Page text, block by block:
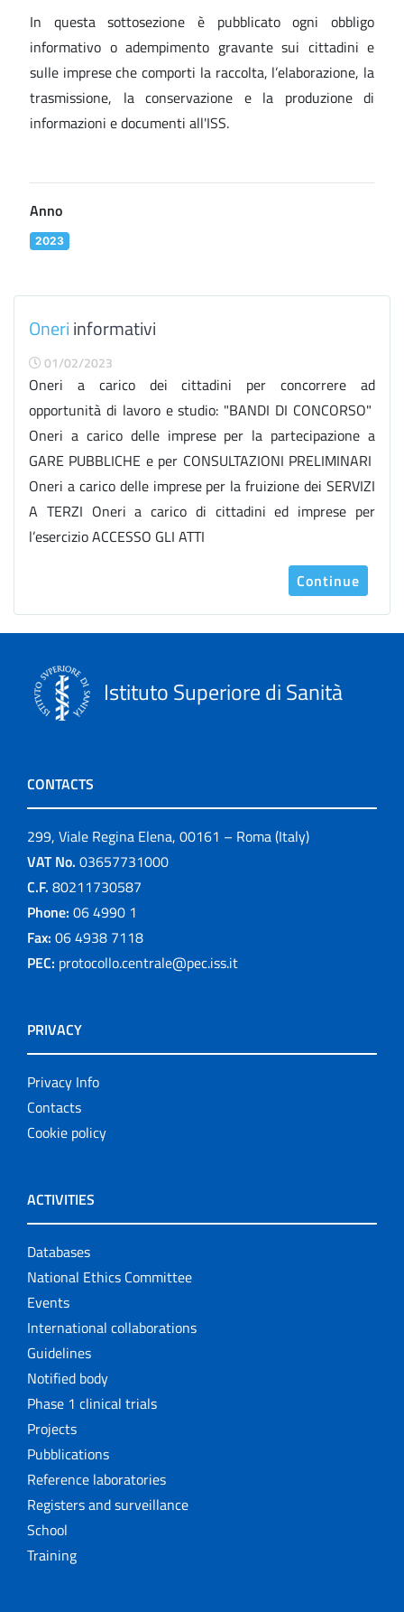
In questa sottosezione è pubblicato ogni obbligo
informativo o adempimento gravante sui cittadini e
sulle imprese che comporti la raccolta, l’elaborazione, la
trasmissione, la conservazione e la produzione di
informazioni e documenti all'ISS.
Anno
2023
Oneriinformativi
01/02/2023
Oneri a carico dei cittadini per concorrere ad
opportunità di lavoro e studio: "BANDI DI CONCORSO"
Oneri a carico delle imprese per la partecipazione a
GARE PUBBLICHE e per CONSULTAZIONI PRELIMINARI
Oneri a carico delle imprese per la fruizione dei SERVIZI
A TERZI Oneri a carico di cittadini ed imprese per
l’esercizio ACCESSO GLI ATTI
Continue
Istituto Superiore di Sanità
CONTACTS
299, Viale Regina Elena, 00161 – Roma (Italy)
VAT No. 03657731000
C.F. 80211730587
Phone: 06 4990 1
Fax: 06 4938 7118
PEC: protocollo.centrale@pec.iss.it
PRIVACY
Privacy Info
Contacts
Cookie policy
ACTIVITIES
Databases
National Ethics Committee
Events
International collaborations
Guidelines
Notified body
Phase 1 clinical trials
Projects
Pubblications
Reference laboratories
Registers and surveillance
School
Training